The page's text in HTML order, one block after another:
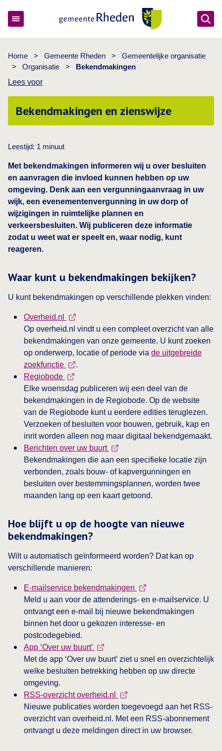
Home > Gemeente Rheden >
Gemeentelijke organisatie
>
Organisatie >
Bekendmakingen
Lees voor
Bekendmakingen en zienswijze
Leestijd: 1 minuut
Met bekendmakingen informeren wij u over besluiten
en aanvragen die invloed kunnen hebben op uw
omgeving. Denk aan een vergunningaanvraag in uw
wijk, een evenementenvergunning in uw dorp of
wijzigingen in ruimtelijke plannen en
verkeersbesluiten. Wij publiceren deze informatie
zodat u weet wat er speelt en, waar nodig, kunt
reageren.
Waar kunt u bekendmakingen bekijken?
U kunt bekendmakingen op verschillende plekken vinden:
Overheid.nl
This link opens in a new tab
Op overheid.nl vindt u een compleet overzicht van alle
bekendmakingen van onze gemeente. U kunt zoeken
op onderwerp, locatie of periode via de uitgebreide
zoekfunctie This link opens in a new tab
.
Regiobode This link opens in a new tab
Elke woensdag publiceren wij een deel van de
bekendmakingen in de Regiobode. Op de website
van de Regiobode kunt u eerdere edities teruglezen.
Verzoeken of besluiten voor bouwen, gebruik, kap en
inrit worden alleen nog maar digitaal bekendgemaakt.
Berichten over uw buurt This link opens in a new tab
Bekendmakingen die aan een specifieke locatie zijn
verbonden, zoals bouw- of kapvergunningen en
besluiten over bestemmingsplannen, worden twee
maanden lang op een kaart getoond.
Hoe blijft u op de hoogte van nieuwe
bekendmakingen?
Wilt u automatisch geïnformeerd worden? Dat kan op
verschillende manieren:
E-mailservice bekendmakingen This link opens in a
Meld u aan voor de attenderings- en e-mailservice. U
ontvangt een e-mail bij nieuwe bekendmakingen
binnen het door u gekozen interesse- en
postcodegebied.
App ‘Over uw buurt’ This link opens in a new tab
Met de app ‘Over uw buurt’ ziet u snel en overzichtelijk
welke besluiten betrekking hebben op uw directe
omgeving.
RSS-overzicht overheid.nl
This link opens in a new tab
Nieuwe publicaties worden toegevoegd aan het RSS-
overzicht van overheid.nl. Met een RSS-abonnement
ontvangt u deze meldingen direct in uw browser.